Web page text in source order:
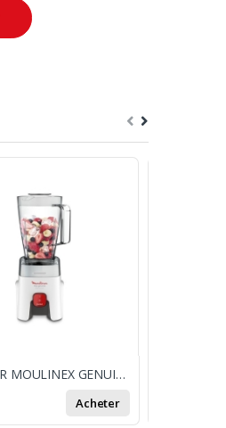
BLENDER MOULINEX GENUINE LM240B25
Acheter